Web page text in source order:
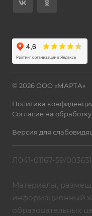
© 2026 ООО «МАРТА»
Политика
Согласие на
Версия для
Л041-01167-59/
Материалы,
информационный
образовательных